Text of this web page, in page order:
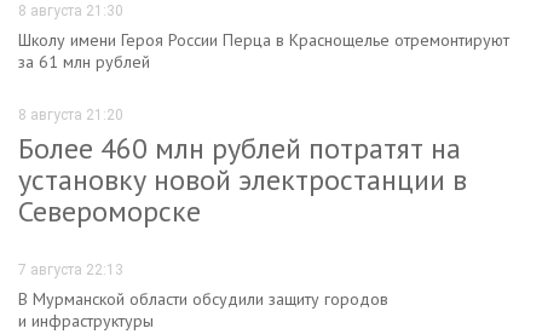
8 августа 21:30
Школу имени Героя России Перца в Краснощелье отремонтируют
за 61 млн рублей
8 августа 21:20
Более 460 млн рублей потратят на
установку новой электростанции в
Североморске
7 августа 22:13
В Мурманской области обсудили защиту городов
и инфраструктуры